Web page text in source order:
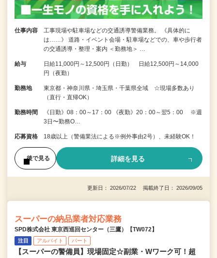
仕事内容
工事現場や駐車場などの交通誘導警備業務。 《具体的に
は……》 道路・イベント会場・駐車場などでの、車や歩行者
の交通誘導・整理・案内 ＜勤務地＞ …
給与
日給11,000円～12,500円（日勤） 日給12,500円～14,000
円（夜勤）
勤務地
東京都・神奈川県・埼玉県・千葉県全域 ☆現場多数あり
（直行・直帰OK）
勤務時間
《日勤》08：00～17：00 《夜勤》20：00～翌5：00 ※週
3日〜勤務O…
応募資格 18歳以上（警備業法による※例外事由2号）、未経験OK！
後で見る 詳細を見る
更新日： 2026/07/22 掲載終了日： 2026/09/05
スーパーの納品業者対応業務
SPD株式会社 東京西巡回センター（三鷹）【TW072】
注目 アルバイト パート
【スーパーの警備員】現場固定☆副業・Wワーク可！超